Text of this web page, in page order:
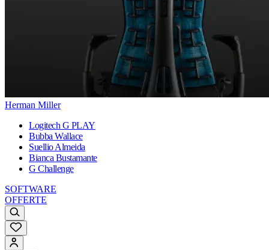
Herman Miller
Logitech G PLAY
Bubba Wallace
Suellio Almeida
Bianca Bustamante
G Challenge
SOFTWARE
OFFERTE